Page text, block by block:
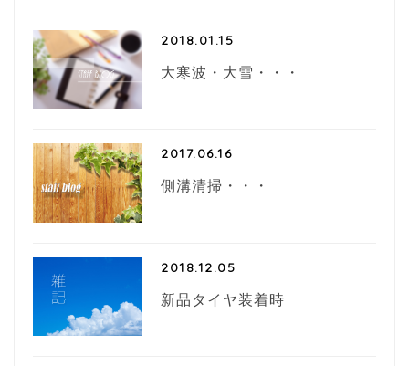
2018.01.15
大寒波・大雪・・・
2017.06.16
側溝清掃・・・
2018.12.05
新品タイヤ装着時